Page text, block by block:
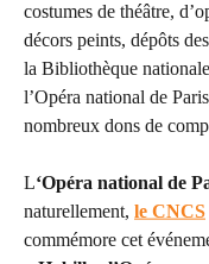
costumes de théâtre,
décors peints, dépôts
la Bibliothèque
l’Opéra national de
nombreux dons de
L‘Opéra national de
naturellement, le CNCS
commémore cet